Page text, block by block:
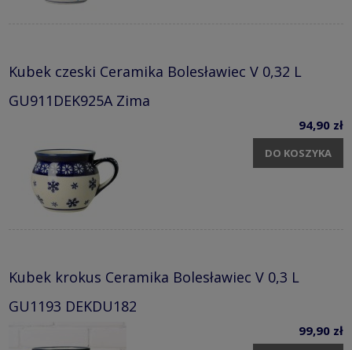
Kubek czeski Ceramika Bolesławiec V 0,32 L
GU911DEK925A Zima
94,90 zł
DO KOSZYKA
Kubek krokus Ceramika Bolesławiec V 0,3 L
GU1193 DEKDU182
99,90 zł